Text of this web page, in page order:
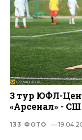
3 тур ЮФЛ-
«Арсенал» -
133 ФОТО —